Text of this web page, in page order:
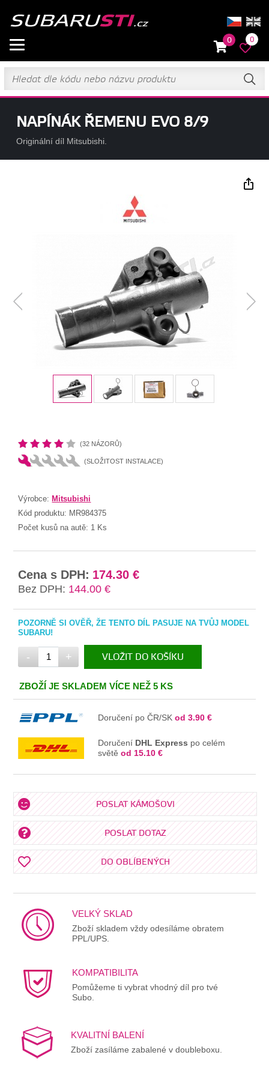
0 0
NAPÍNÁK ŘEMENU EVO 8/9
Originální díl Mitsubishi.
(32 NÁZORŮ)
(SLOŽITOST INSTALACE)
Výrobce:Mitsubishi
Kód produktu: MR984375
Počet kusů na autě: 1 Ks
Cena s DPH: 174.30 €
Bez DPH: 144.00 €
POZORNĚ SI OVĚŘ, ŽE TENTO DÍL PASUJE NA TVŮJ MODEL
SUBARU!
- + VLOŽIT DO KOŠÍKU
V KOŠÍKU
ZBOŽÍ JE SKLADEM VÍCE NEŽ 5 KS
Doručení po ČR/SKod 3.90 €
Doručení DHL Express po celém
světěod 15.10 €
POSLAT KÁMOŠOVI
POSLAT DOTAZ
DO OBLÍBENÝCH
VELKÝ SKLAD
Zboží skladem vždy odesíláme obratem
PPL/UPS.
KOMPATIBILITA
Pomůžeme ti vybrat vhodný díl pro tvé
Subo.
KVALITNÍ BALENÍ
Zboží zasíláme zabalené v doubleboxu.